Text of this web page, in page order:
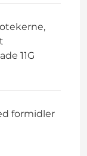
11G
formidler